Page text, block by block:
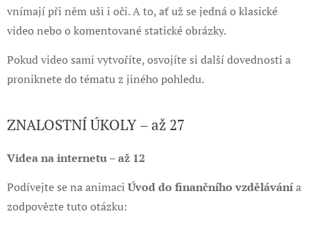
vnímají při něm uši i oči. A to, ať už se jedná o klasické
video nebo o komentované statické obrázky.
Pokud video sami vytvoříte, osvojíte si další dovednosti a
proniknete do tématu z jiného pohledu.
ZNALOSTNÍ ÚKOLY – až 27
Videa na internetu – až 12
Podívejte se na animaci Úvod do finančního vzdělávánía
zodpovězte tuto otázku: